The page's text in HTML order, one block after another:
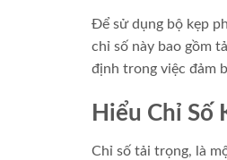
Để sử dụng bộ kẹp
chỉ số này bao gồm
định trong việc đảm
Hiểu Chỉ Số
Chỉ số tải trọng, là